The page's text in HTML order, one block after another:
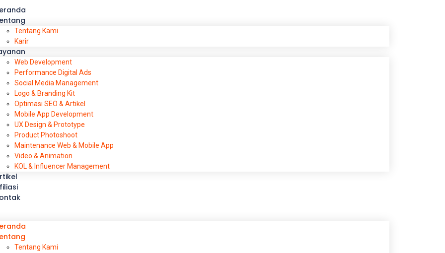
Tentang Kami
Karir
Web Development
Performance Digital Ads
Social Media Management
Logo & Branding Kit
Optimasi SEO & Artikel
Mobile App Development
UX Design & Prototype
Product Photoshoot
Maintenance Web & Mobile App
Video & Animation
KOL & Influencer Management
Tentang Kami